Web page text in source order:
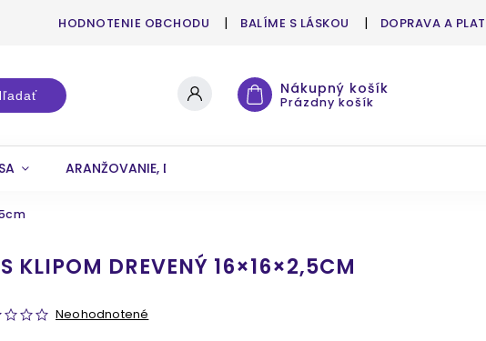
HODNOTENIE OBCHODU BALÍME S LÁSKOU DOPRAVA A
Nákupný košík
Prázdny košík
ARANŽOVANIE, DEKOROVANIE
KLIPOM DREVENÝ 16×16×2,5CM
Neohodnotené